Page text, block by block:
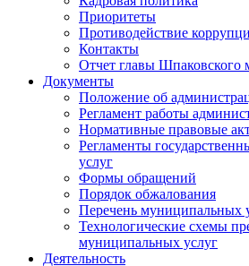
Приоритеты
Противодействие
Контакты
Отчет главы Шпаковского
Документы
Положение об
Регламент работы
Нормативные правовые
Регламенты
услуг
Формы обращений
Порядок обжалования
Перечень муниципальных
Технологические схемы
муниципальных услуг
Деятельность